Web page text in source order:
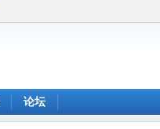
论坛